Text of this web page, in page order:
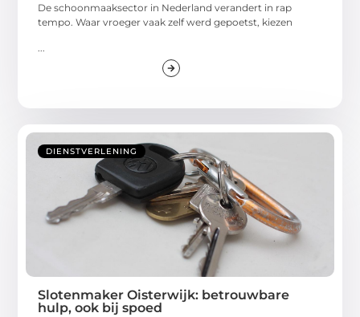
De schoonmaaksector in Nederland verandert in rap
tempo. Waar vroeger vaak zelf werd gepoetst, kiezen
...
DIENSTVERLENING
Slotenmaker Oisterwijk: betrouwbare
hulp, ook bij spoed